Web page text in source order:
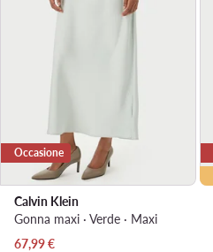
Occasione
Calvin Klein
Gonna maxi · Verde · Maxi
Prezzo attuale
67,99€